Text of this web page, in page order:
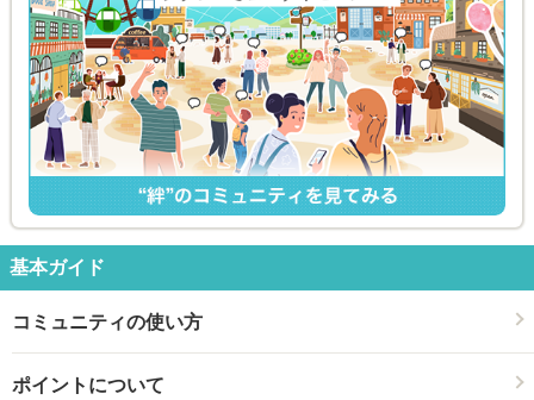
基本ガイド
コミュニティの使い方
ポイントについて